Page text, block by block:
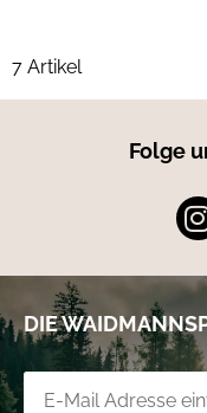
7 Artikel
Folge
DIE